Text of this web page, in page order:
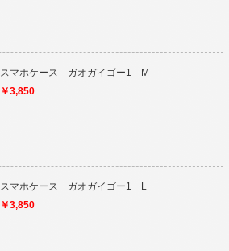
スマホケース ガオガイゴー1 M
￥3,850
スマホケース ガオガイゴー1 L
￥3,850